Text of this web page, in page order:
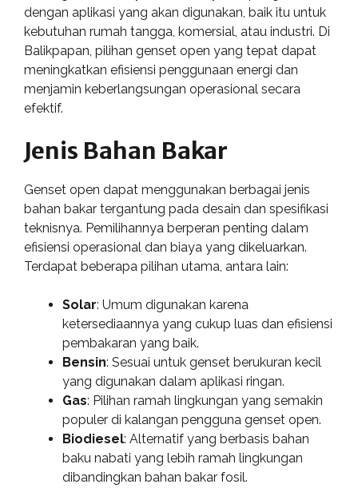
dengan aplikasi yang akan digunakan, baik itu untuk
kebutuhan rumah tangga, komersial, atau industri. Di
Balikpapan, pilihan genset open yang tepat dapat
meningkatkan efisiensi penggunaan energi dan
menjamin keberlangsungan operasional secara
efektif.
Jenis Bahan Bakar
Genset open dapat menggunakan berbagai jenis
bahan bakar tergantung pada desain dan spesifikasi
teknisnya. Pemilihannya berperan penting dalam
efisiensi operasional dan biaya yang dikeluarkan.
Terdapat beberapa pilihan utama, antara lain:
Solar: Umum digunakan karena
ketersediaannya yang cukup luas dan efisiensi
pembakaran yang baik.
Bensin: Sesuai untuk genset berukuran kecil
yang digunakan dalam aplikasi ringan.
Gas: Pilihan ramah lingkungan yang semakin
populer di kalangan pengguna genset open.
Biodiesel: Alternatif yang berbasis bahan
baku nabati yang lebih ramah lingkungan
dibandingkan bahan bakar fosil.